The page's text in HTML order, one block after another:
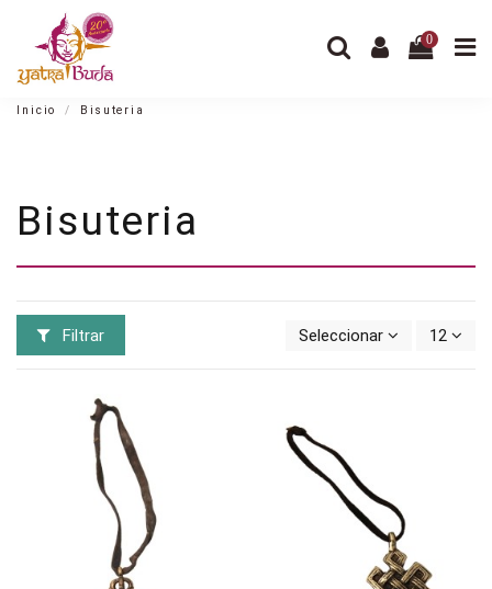
0
Inicio Bisuteria
Bisuteria
Filtrar Seleccionar 12